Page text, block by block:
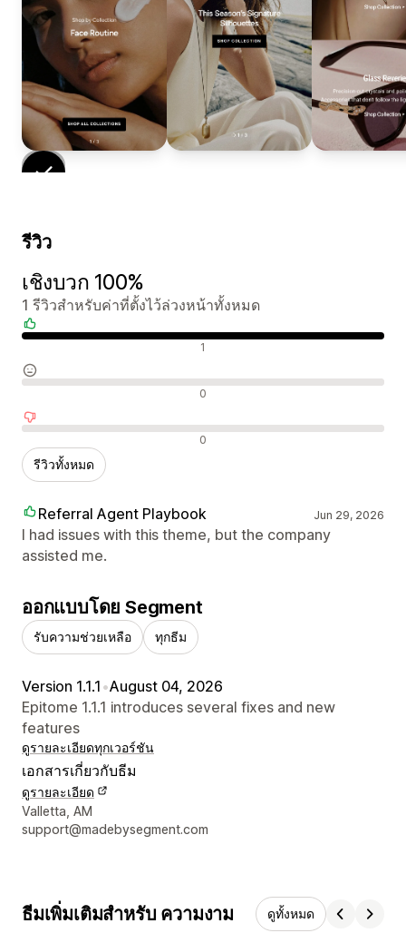
รีวิว
เชิงบวก 100%
1 รีวิวสำหรับค่าที่ตั้งไว้ล่วงหน้าทั้งหมด
1
0
0
รีวิวทั้งหมด
Referral Agent Playbook Jun 29, 2026
I had issues with this theme, but the company
assisted me.
ออกแบบโดย Segment
รับความช่วยเหลือ ทุกธีม
Version 1.1.1 •August 04, 2026
Epitome 1.1.1 introduces several fixes and new
features
ดูรายละเอียดทุกเวอร์ชัน
เอกสารเกี่ยวกับธีม
ดูรายละเอียด
รายละเอียดการติดต่อผู้ออกแบบ
Valletta, AM
support@madebysegment.com
ธีมเพิ่มเติมสำหรับ ความงาม ดูทั้งหมด